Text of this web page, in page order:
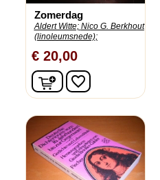
Zomerdag
Aldert Witte; Nico G. Berkhout
(linoleumsnede);
€ 20,00
In winkelwagen
favorite_border